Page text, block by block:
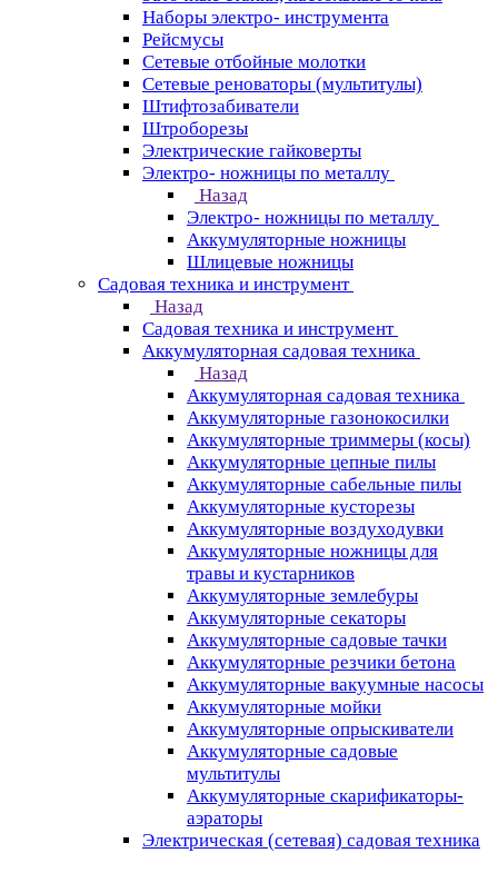
Наборы электро- инструмента
Рейсмусы
Сетевые отбойные молотки
Сетевые реноваторы (мультитулы)
Штифтозабиватели
Штроборезы
Электрические гайковерты
Электро- ножницы по металлу
Назад
Электро- ножницы по металлу
Аккумуляторные ножницы
Шлицевые ножницы
Cадовая техника и инструмент
Назад
Cадовая техника и инструмент
Аккумуляторная садовая техника
Назад
Аккумуляторная садовая техника
Аккумуляторные газонокосилки
Аккумуляторные триммеры (косы)
Аккумуляторные цепные пилы
Аккумуляторные сабельные пилы
Аккумуляторные кусторезы
Аккумуляторные воздуходувки
Аккумуляторные ножницы для
травы и кустарников
Аккумуляторные землебуры
Аккумуляторные секаторы
Аккумуляторные садовые тачки
Аккумуляторные резчики бетона
Аккумуляторные вакуумные насосы
Аккумуляторные мойки
Аккумуляторные опрыскиватели
Аккумуляторные садовые
мультитулы
Аккумуляторные скарификаторы-
аэраторы
Электрическая (сетевая) садовая техника